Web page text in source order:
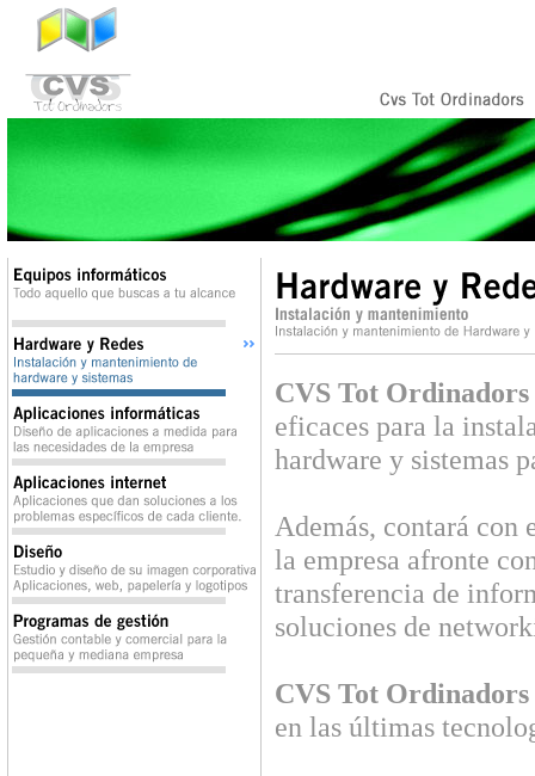
CVS Tot Ordinadors
eficaces para la
hardware y sistemas
Además, contará con
la empresa afronte
transferencia de
soluciones de
CVS Tot Ordinadors
en las últimas